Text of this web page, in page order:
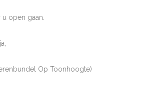
open gaan.
Op Toonhoogte)